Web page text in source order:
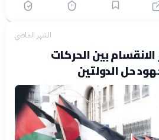
الشهر الماضي
بين الحركات
حل الدولتين